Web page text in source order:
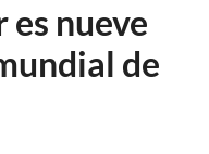
es nueve
de